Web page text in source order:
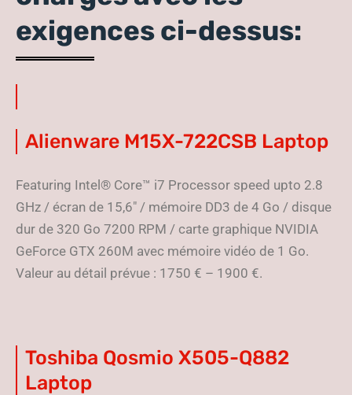
exigences ci-dessus:
Alienware M15X-722CSB Laptop
Featuring Intel® Core™ i7 Processor speed upto 2.8
GHz / écran de 15,6″ / mémoire DD3 de 4 Go / disque
dur de 320 Go 7200 RPM / carte graphique NVIDIA
GeForce GTX 260M avec mémoire vidéo de 1 Go.
Valeur au détail prévue : 1750 € – 1900 €.
Toshiba Qosmio X505-Q882
Laptop